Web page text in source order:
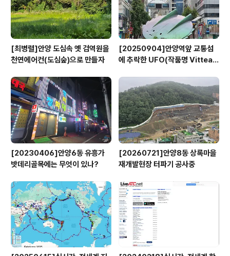
[최병렬]안양 도심속 옛 검역원을
천연에어컨(도심숲)으로 만들자
[20250904]안양역앞 교통섬
에 추락한 UFO(작품명 Vitteau
[20230406]안양6동 유흥가
밧데리골목에는 무엇이 있나?
[20260721]안양8동 상록마을
재개발현장 터파기 공사중